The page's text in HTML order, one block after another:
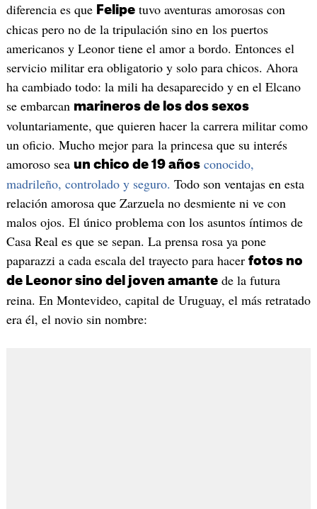
diferencia es que Felipetuvo aventuras amorosas con
chicas pero no de la tripulación sino en los puertos
americanos y Leonor tiene el amor a bordo. Entonces el
servicio militar era obligatorio y solo para chicos. Ahora
ha cambiado todo: la mili ha desaparecido y en el Elcano
se embarcan marineros de los dos sexos
voluntariamente, que quieren hacer la carrera militar como
un oficio. Mucho mejor para la princesa que su interés
amoroso sea un chico de 19 años conocido,
madrileño, controlado y seguro. Todo son ventajas en esta
relación amorosa que Zarzuela no desmiente ni ve con
malos ojos. El único problema con los asuntos íntimos de
Casa Real es que se sepan. La prensa rosa ya pone
paparazzi a cada escala del trayecto para hacer fotos no
de Leonor sino del joven amantede la futura
reina. En Montevideo, capital de Uruguay, el más retratado
era él, el novio sin nombre: